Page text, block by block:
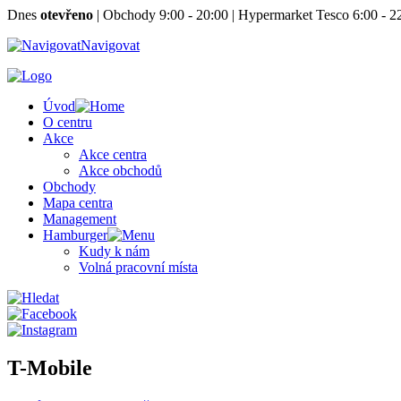
Dnes otevřeno | Obchody 9:00 - 20:00 | Hypermarket Tesco 6:00 -
Navigovat
Úvod
O centru
Akce
Akce centra
Akce obchodů
Obchody
Mapa centra
Management
Hamburger
Kudy k nám
Volná pracovní místa
T-Mobile